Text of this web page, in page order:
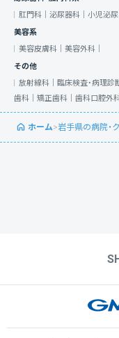
肛門科｜ 泌尿器科｜ 小児泌尿
美容系
美容皮膚科｜ 美容外科｜
その他
放射線科｜ 臨床検査・病理診
歯科｜ 矯正歯科｜ 歯科口腔外科
ホーム>岩手県の病院・